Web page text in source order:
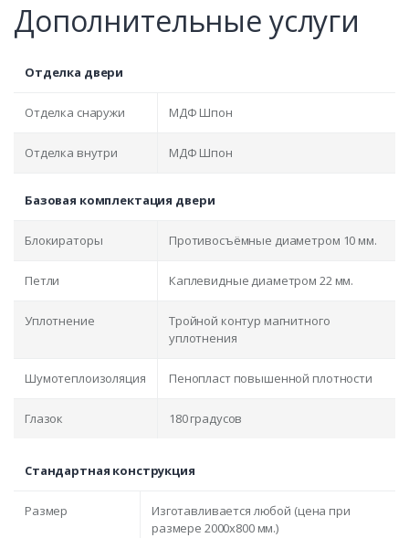
Дополнительные услуги
Отделка двери
Отделка снаружи МДФ Шпон
Отделка внутри МДФ Шпон
Базовая комплектация двери
Блокираторы Противосъёмные диаметром 10 мм.
Петли Каплевидные диаметром 22 мм.
Уплотнение
Тройной контур магнитного
уплотнения
Шумотеплоизоляция Пенопласт повышенной плотности
Глазок 180 градусов
Стандартная конструкция
Размер
Изготавливается любой (цена при
размере 2000x800 мм.)